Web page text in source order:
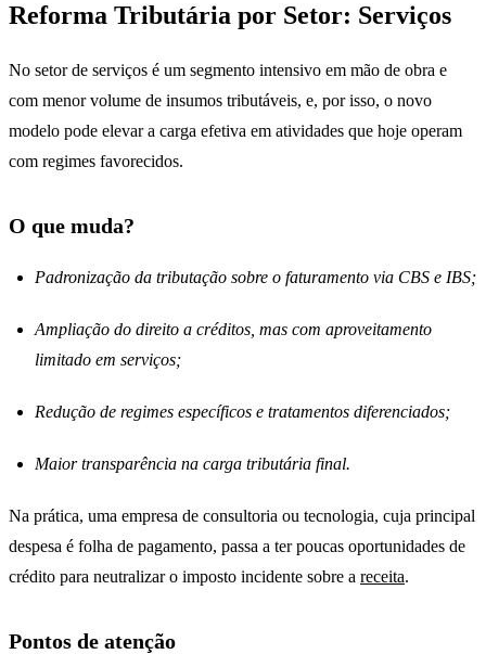
Reforma Tributária por Setor: Serviços
No setor de serviços é um segmento intensivo em mão de obra e
com menor volume de insumos tributáveis, e, por isso, o novo
modelo pode elevar a carga efetiva em atividades que hoje operam
com regimes favorecidos.
O que muda?
Padronização da tributação sobre o faturamento via CBS e IBS;
Ampliação do direito a créditos, mas com aproveitamento
limitado em serviços;
Redução de regimes específicos e tratamentos diferenciados;
Maior transparência na carga tributária final.
Na prática, uma empresa de consultoria ou tecnologia, cuja principal
despesa é folha de pagamento, passa a ter poucas oportunidades de
crédito para neutralizar o imposto incidente sobre a receita.
Pontos de atenção